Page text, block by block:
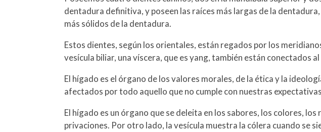
dentadura definitiva, y poseen las raíces más largas de la
más sólidos de la dentadura.
Estos dientes, según los orientales, están regados por los
vesícula biliar, una víscera, que es yang, también están conectados
El hígado es el órgano de los valores morales, de la ética y la
afectados por todo aquello que no cumple con nuestras
El hígado es un órgano que se deleita en los sabores, los colores,
privaciones. Por otro lado, la vesícula muestra la cólera cuando se